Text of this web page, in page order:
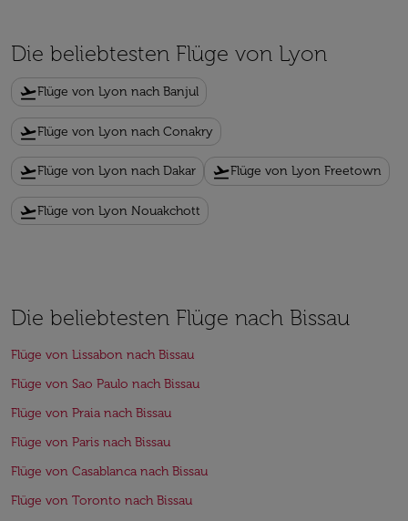
Die beliebtesten Flüge von Lyon
flight_takeoffFlüge von Lyon nach Banjul
flight_takeoffFlüge von Lyon nach Conakry
flight_takeoffFlüge von Lyon nach Dakar flight_takeoffFlüge von Lyon Freetown
flight_takeoffFlüge von Lyon Nouakchott
Die beliebtesten Flüge nach Bissau
Flüge von Lissabon nach Bissau
Flüge von Sao Paulo nach Bissau
Flüge von Praia nach Bissau
Flüge von Paris nach Bissau
Flüge von Casablanca nach Bissau
Flüge von Toronto nach Bissau